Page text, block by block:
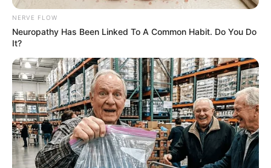
NERVE FLOW
Neuropathy Has Been Linked To A Common Habit. Do You Do
It?